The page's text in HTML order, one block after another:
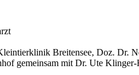
Breitensee, Doz. Dr.
gemeinsam mit Dr. Ute Klinger-